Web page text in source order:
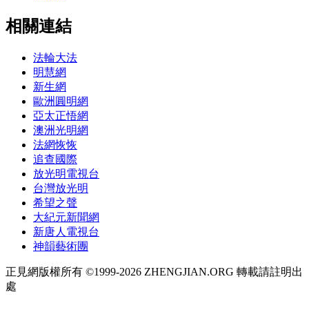
相關連結
法輪大法
明慧網
新生網
歐洲圓明網
亞太正悟網
澳洲光明網
法網恢恢
追查國際
放光明電視台
台灣放光明
希望之聲
大紀元新聞網
新唐人電視台
神韻藝術團
正見網版權所有 ©1999-2026 ZHENGJIAN.ORG 轉載請註明出
處